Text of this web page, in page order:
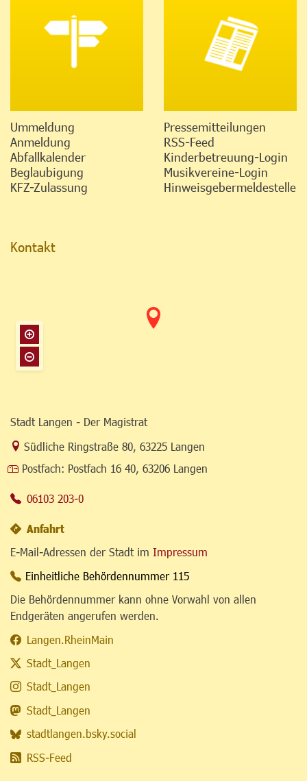
Ummeldung
Anmeldung
Abfallkalender
Beglaubigung
KFZ-Zulassung
Pressemitteilungen
RSS-Feed
Kinderbetreuung-Login
Musikvereine-Login
Hinweisgebermeldestelle
Kontakt
Stadt Langen - Der Magistrat
Link zur Google-Maps Navigation
Südliche Ringstraße 80, 63225 Langen
Postfach: Postfach 16 40, 63206 Langen
06103 203-0
Anfahrt
E-Mail-Adressen der Stadt im Impressum
Einheitliche Behördennummer 115
Die Behördennummer kann ohne Vorwahl von allen
Endgeräten angerufen werden.
Langen.RheinMain
Stadt_Langen
Stadt_Langen
Stadt_Langen
stadtlangen.bsky.social
RSS-Feed